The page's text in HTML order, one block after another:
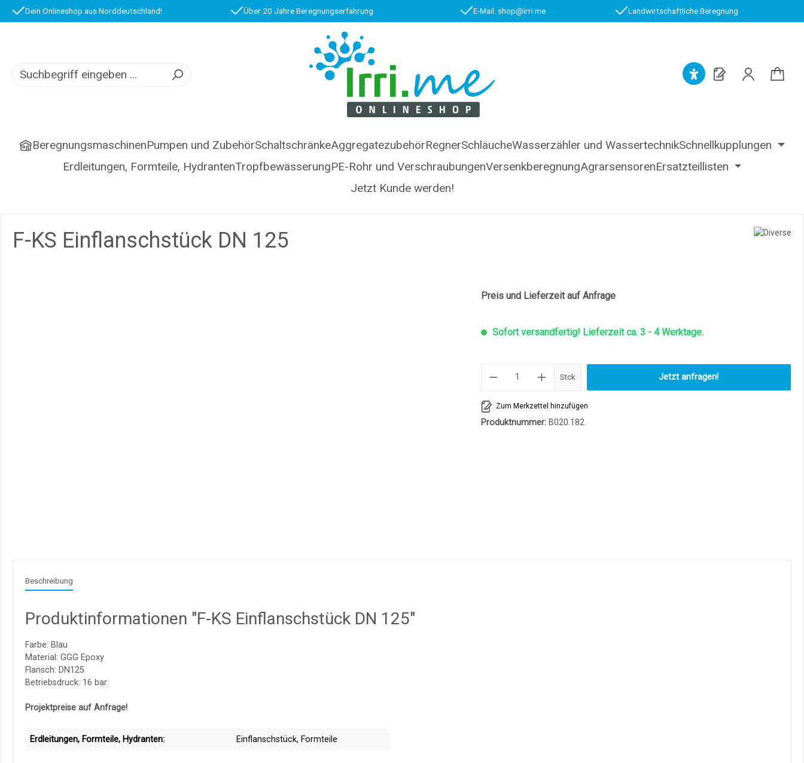
Zur Hauptnavigation springen
Dein Onlineshop aus Norddeutschland! Über 20 Jahre Beregnungserfahrung E-Mail: shop@irri.me Landwirtschaftliche Beregnung
BeregnungsmaschinenPumpen und ZubehörSchaltschränkeAggregatezubehörRegnerSchläucheWasserzähler und WassertechnikSchnellkupplungen
Erdleitungen, Formteile, HydrantenTropfbewässerungPE-Rohr und VerschraubungenVersenkberegnungAgrarsensorenErsatzteillisten
Jetzt Kunde werden!
F-KS Einflanschstück DN 125
Preis und Lieferzeit auf Anfrage
Sofort versandfertig! Lieferzeit ca. 3 - 4 Werktage.
Produkt Anzahl: Gib den
Stck Jetzt anfragen!
Zum Merkzettel hinzufügen
Produktnummer: B020.182
Beschreibung
Produktinformationen "F-KS Einflanschstück DN 125"
Farbe: Blau
Material: GGG Epoxy
Flansch: DN125
Betriebsdruck: 16 bar.
Projektpreise auf Anfrage!
Erdleitungen, Formteile, Hydranten: Einflanschstück, Formteile